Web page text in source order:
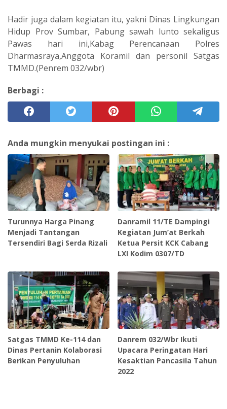
Hadir juga dalam kegiatan itu, yakni Dinas Lingkungan
Hidup Prov Sumbar, Pabung sawah lunto sekaligus
Pawas hari ini,Kabag Perencanaan Polres
Dharmasraya,Anggota Koramil dan personil Satgas
TMMD.(Penrem 032/wbr)
Berbagi :
Anda mungkin menyukai postingan ini :
Turunnya Harga Pinang
Menjadi Tantangan
Tersendiri Bagi Serda Rizali
Danramil 11/TE Dampingi
Kegiatan Jum’at Berkah
Ketua Persit KCK Cabang
LXI Kodim 0307/TD
Satgas TMMD Ke-114 dan
Dinas Pertanin Kolaborasi
Berikan Penyuluhan
Danrem 032/Wbr Ikuti
Upacara Peringatan Hari
Kesaktian Pancasila Tahun
2022